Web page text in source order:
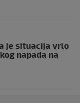
je situacija vrlo
napada na